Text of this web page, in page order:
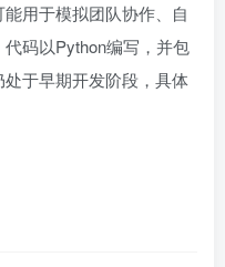
用于模拟团队协作、自
码以Python编写，并包
于早期开发阶段，具体